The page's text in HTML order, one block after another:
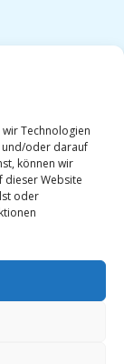
Technologien
und/oder darauf
können wir
dieser Website
oder